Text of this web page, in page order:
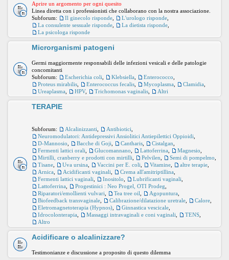
Aprire un argomento per ogni quesito
Linea diretta con i professionisti che collaborano con la nostra associazione.
Subforum:
Il ginecolo risponde L'urologo risponde
La consulente sessuale risponde
La dietista risponde
La psicologa risponde
Microrganismi patogeni
Germi maggiormente responsabili delle infezioni vesicali e delle patologie
concomitanti
Subforum:
Escherichia coli Klebsiella Enterococco
Proteus mirabilis
Enterococcus fecalis Mycoplasma Clamidia
Ureaplasma
HPV, Trichomonas vaginalis Altri
TERAPIE
Subforum: Alcalinizzanti Antibiotici
Neuromodulatori: Antidepressivi Ansiolitici Antiepilettici Oppioidi
D-Mannosio
Bacche di Goji Cantharis Cistalgan
Fermenti lattici orali
Glucomannano Lattoferrina Magnesio
Mirtilli, cranberry e prodotti con mirtilli
Pelvilen Semi di pompelmo
Tisane
Uva ursina Vaccini per E. coli Vitamine altre terapie
Arnica
Acidificanti vaginali Crema all'amitriptillina
Fermenti lattici vaginali
Inositolo Lubrificanti vaginali
Lattoferrina
Progestinici : Neo Progel, OTI Prodeg
Riparatori/emollienti vulvari
Tea tree oil Agopuntura
Biofeedback transvaginale
Calibrazione/dilatazione uretrale Calore
Eletromagnetoterapia (Hypnos)
Ginnastica vescicale
Idrocolonterapia
Massaggi intravaginali e coni vaginali TENS
Altro
Acidificare o alcalinizzare?
Testimonianze e discussione a proposito di questo dilemma